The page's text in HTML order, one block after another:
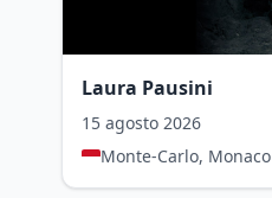
Laura Pausini
15 agosto 2026
Monte-Carlo, Monaco